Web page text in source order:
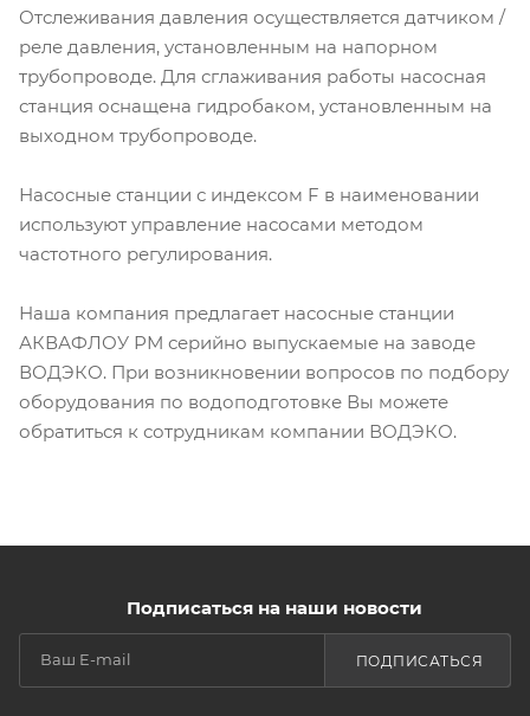
Отслеживания давления осуществляется датчиком /
реле давления, установленным на напорном
трубопроводе. Для сглаживания работы насосная
станция оснащена гидробаком, установленным на
выходном трубопроводе.
Насосные станции с индексом F в наименовании
используют управление насосами методом
частотного регулирования.
Наша компания предлагает насосные станции
АКВАФЛОУ РМ серийно выпускаемые на заводе
ВОДЭКО. При возникновении вопросов по подбору
оборудования по водоподготовке Вы можете
обратиться к сотрудникам компании ВОДЭКО.
Подписаться на наши новости
ПОДПИСАТЬСЯ